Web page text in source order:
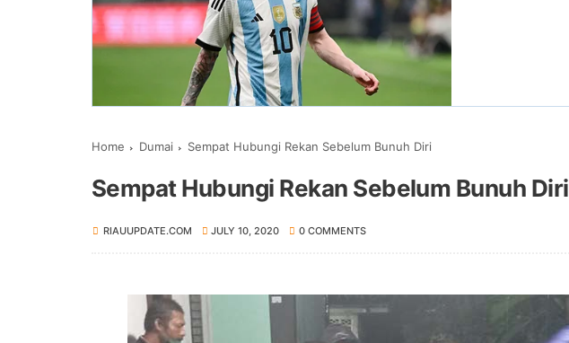
Home Dumai Sempat Hubungi Rekan Sebelum Bunuh Diri
Sempat Hubungi Rekan Sebelum Bunuh Diri
RIAUUPDATE.COM JULY 10, 2020 0 COMMENTS